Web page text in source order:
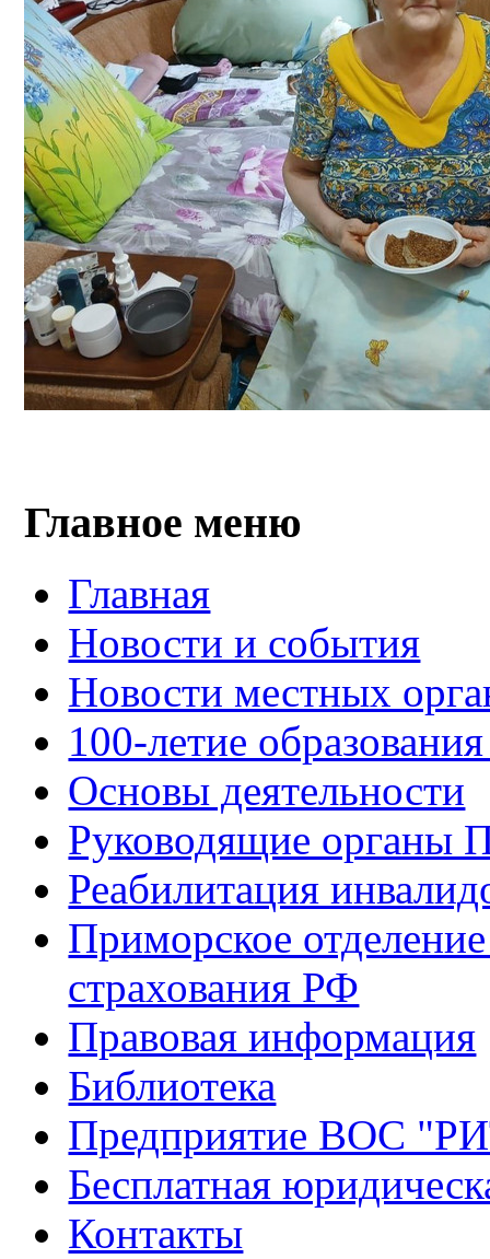
Главное меню
Главная
Новости и события
Новости местных
100-летие
Основы деятельности
Руководящие органы
Реабилитация
Приморское
страхования РФ
Правовая информация
Библиотека
Предприятие ВОС
Бесплатная
Контакты